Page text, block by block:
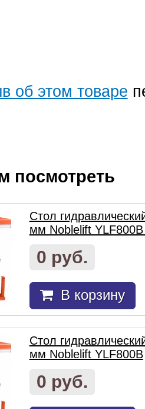
об этом товаре
посмотреть
Стол
мм Noblelift
0 руб.
В корзину
Стол
мм Noblelift YLF800B
0 руб.